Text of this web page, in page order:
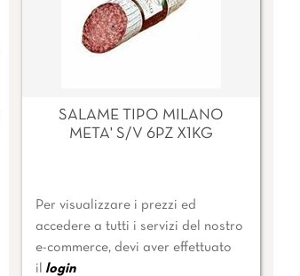
SALAME TIPO MILANO
META' S/V 6PZ X1KG
Per visualizzare i prezzi ed
accedere a tutti i servizi del nostro
e-commerce, devi aver effettuato
il
login